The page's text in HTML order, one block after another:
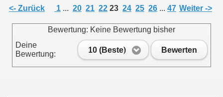
<- Zurück 1 ... 20 21 22 23 24 25 26 ... 47 Weiter ->
Bewertung: Keine Bewertung bisher
Deine
Bewertung:
10 (Beste) Bewerten